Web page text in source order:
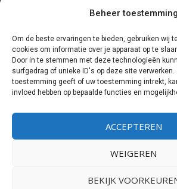
Beheer toestemming
Om de beste ervaringen te bieden, gebruiken wij
cookies om informatie over je apparaat op te
Door in te stemmen met deze technologieën
surfgedrag of unieke ID's op deze site verwerken.
toestemming geeft of uw toestemming intrekt,
invloed hebben op bepaalde functies en
ACCEPTEREN
WEIGEREN
BEKIJK
De “Vrienden van” registratie verloopt via het
het aanmeldingsformulier. De door u
door de penningmeester van de stichting
beheerd en geregistreerd in een
van deze stichting hebben als enige partijen
gegevens. Als u aangeeftgeenVriend meer
gegevens gearchiveerd en zal er geen contact
opgenomen worden. Wij verstrekken nooit